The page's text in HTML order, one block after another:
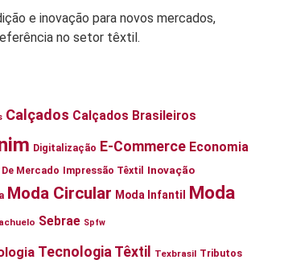
e inovação para novos mercados,
no setor têxtil.
Calçados Calçados Brasileiros
Digitalização E-Commerce Economia
Mercado Impressão Têxtil Inovação
Moda Circular Moda Infantil
Moda
Sebrae Spfw
Tecnologia Têxtil Texbrasil Tributos